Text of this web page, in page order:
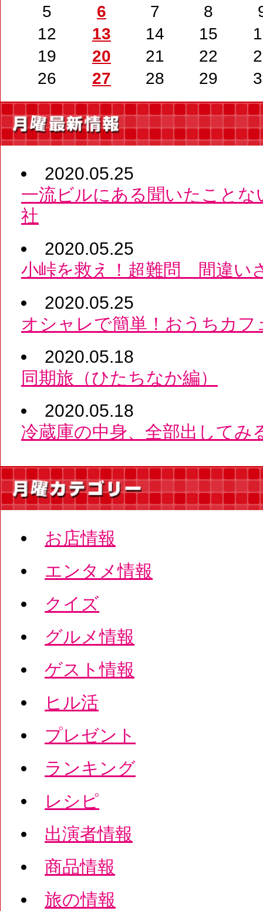
5
6 7 8
12
13 14 15
19
20 21 22
26
27 28 29
2020.05.25
一流ビルにある聞いたことな
社
2020.05.25
小峠を救え！超難問 間違い
2020.05.25
オシャレで簡単！おうちカフ
2020.05.18
同期旅（ひたちなか編）
2020.05.18
冷蔵庫の中身、全部出してみ
お店情報
エンタメ情報
クイズ
グルメ情報
ゲスト情報
ヒル活
プレゼント
ランキング
レシピ
出演者情報
商品情報
旅の情報